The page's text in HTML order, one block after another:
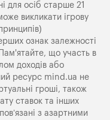
для осіб старше 21
викликати ігрову
ознак залежності
що участь в
доходів або
ресурс mind.ua не
гроші, також
ставок та інших
з азартними